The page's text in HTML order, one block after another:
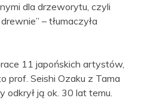
dla drzeworytu, czyli
– tłumaczyła
11 japońskich artystów,
prof. Seishi Ozaku z Tama
ją ok. 30 lat temu.